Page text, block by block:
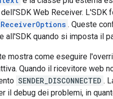
Web Receiver.
. Queste
all'SDK quando si imposta il
mostra come eseguire
Quando il ricevitore web
SENDER_DISCONNECTED .
il debug dei problemi, in